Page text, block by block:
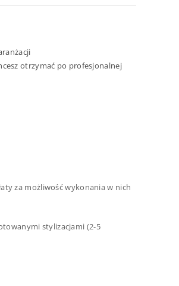
otrzymać po profesjonalnej
za możliwość wykonania w nich
stylizacjami (2-5